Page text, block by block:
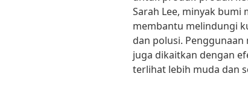
Sarah Lee, minyak
membantu melindungi
dan polusi.
juga dikaitkan dengan
terlihat lebih muda dan